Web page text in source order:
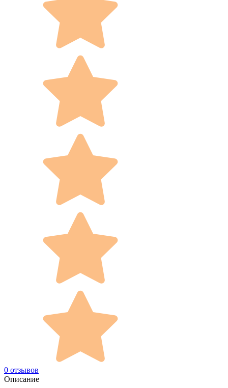
0 отзывов
Описание